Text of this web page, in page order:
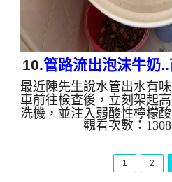
於自來水管線老化。 石
10.管路流出泡沫牛奶
成功路 水管清
最近陳先生說水管出水有
車前往檢查後，立刻架起
洗機，並注入弱酸性檸檬
垢。 不出所料，螺旋波模
「泡沫牛奶」！這就是長
的泥沙與鐵鏽。經過兩個
觀看次數：1308
1 2